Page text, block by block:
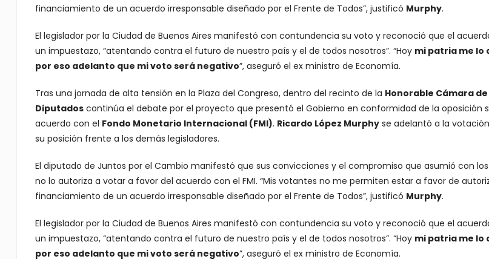
financiamiento de un acuerdo irresponsable diseñado por el Frente de Todos”, justificó Murphy.
El legislador por la Ciudad de Buenos Aires manifestó con contundencia su voto y reconoció que el
un impuestazo, “atentando contra el futuro de nuestro país y el de todos nosotros”. “Hoy mi patria me lo
por eso adelanto que mi voto será negativo”, aseguró el ex ministro de Economía.
Tras una jornada de alta tensión en la Plaza del Congreso, dentro del recinto de la Honorable Cámara de
Diputadoscontinúa el debate por el proyecto que presentó el Gobierno en conformidad de la oposición
acuerdo con el Fondo Monetario Internacional (FMI). Ricardo López Murphyse adelantó a la
su posición frente a los demás legisladores.
El diputado de Juntos por el Cambio manifestó que sus convicciones y el compromiso que asumió con
no lo autoriza a votar a favor del acuerdo con el FMI. “Mis votantes no me permiten estar a favor de
financiamiento de un acuerdo irresponsable diseñado por el Frente de Todos”, justificó Murphy.
El legislador por la Ciudad de Buenos Aires manifestó con contundencia su voto y reconoció que el
un impuestazo, “atentando contra el futuro de nuestro país y el de todos nosotros”. “Hoy mi patria me lo
por eso adelanto que mi voto será negativo”, aseguró el ex ministro de Economía.